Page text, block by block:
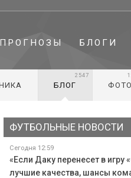
ПРОГНОЗЫ БЛОГИ
БЛОГ
2547
ФОТО
ФУТБОЛЬНЫЕ НОВОСТИ
Сегодня 12:59
«Если Даку перенесет в игру
лучшие качества, шансы